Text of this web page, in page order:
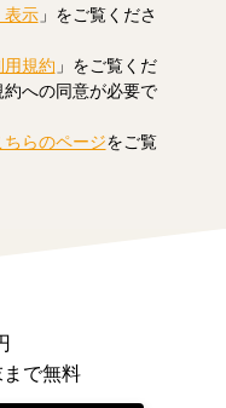
表示」をご覧くださ
用規約 」をご覧くだ
への同意が必要で
ちらのページをご覧
で無料